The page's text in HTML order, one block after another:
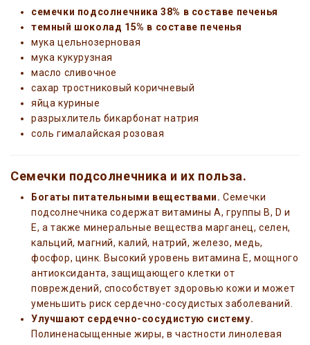
семечки подсолнечника 38% в составе печенья
темный шоколад 15% в составе печенья
мука цельнозерновая
мука кукурузная
масло сливочное
сахар тростниковый коричневый
яйца куриные
разрыхлитель бикарбонат натрия
соль гималайская розовая
Семечки подсолнечника и их польза.
Богаты питательными веществами. Семечки
подсолнечника содержат витамины А, группы В, D и
E, а также минеральные вещества марганец, селен,
кальций, магний, калий, натрий, железо, медь,
фосфор, цинк. Высокий уровень витамина E, мощного
антиоксиданта, защищающего клетки от
повреждений, способствует здоровью кожи и может
уменьшить риск сердечно-сосудистых заболеваний.
Улучшают сердечно-сосудистую систему.
Полиненасыщенные жиры, в частности линолевая